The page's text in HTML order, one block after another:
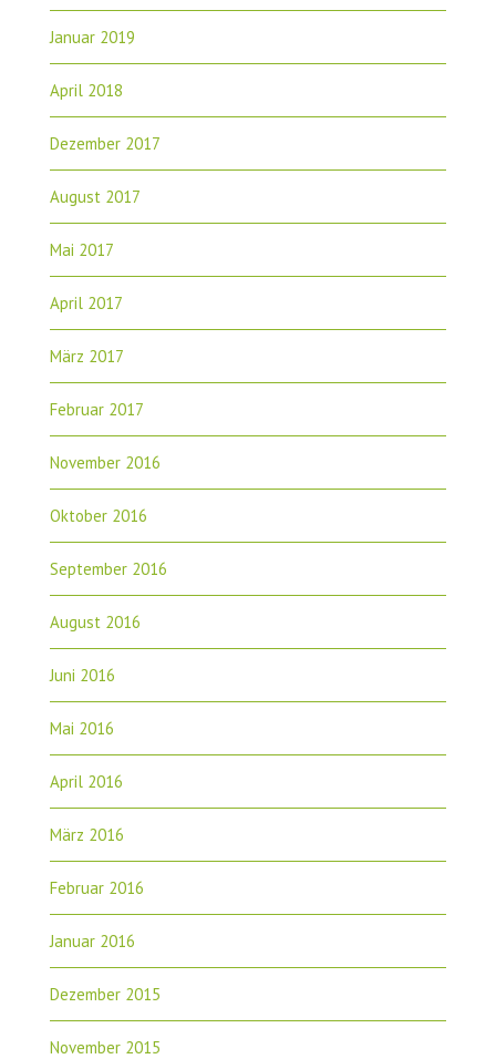
Januar 2019
April 2018
Dezember 2017
August 2017
Mai 2017
April 2017
März 2017
Februar 2017
November 2016
Oktober 2016
September 2016
August 2016
Juni 2016
Mai 2016
April 2016
März 2016
Februar 2016
Januar 2016
Dezember 2015
November 2015